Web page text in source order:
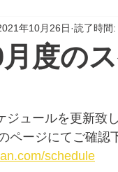
度の
年10月26日 読了時間
ュールを更新致し
ページにてご確認
schedule